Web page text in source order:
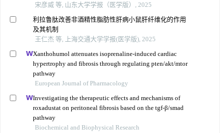
宋彦威 等, 山东大学学报（医学版）, 2025
利拉鲁肽改善非酒精性脂肪性肝病小鼠肝纤维化的作用
及其机制
王仁杰 等, 上海交通大学学报(医学版), 2025
Xanthohumol attenuates isoprenaline-induced cardiac
hypertrophy and fibrosis through regulating pten/akt/mtor
pathway
European Journal of Pharmacology
Investigating the therapeutic effects and mechanisms of
roxadustat on peritoneal fibrosis based on the tgf-β/smad
pathway
Biochemical and Biophysical Research